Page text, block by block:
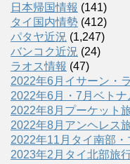
日本帰国情報 (141)
タイ国内情勢 (412)
パタヤ近況 (1,247)
バンコク近況 (24)
ラオス情報 (47)
2022年6月イサーン・
2022年6月・7月ベトナ
2022年8月プーケット
2022年8月アンヘレス
2022年11月タイ南部
2023年2月タイ北部旅